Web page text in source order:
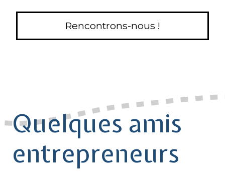
Rencontrons-nous !
Quelques amis
entrepreneurs